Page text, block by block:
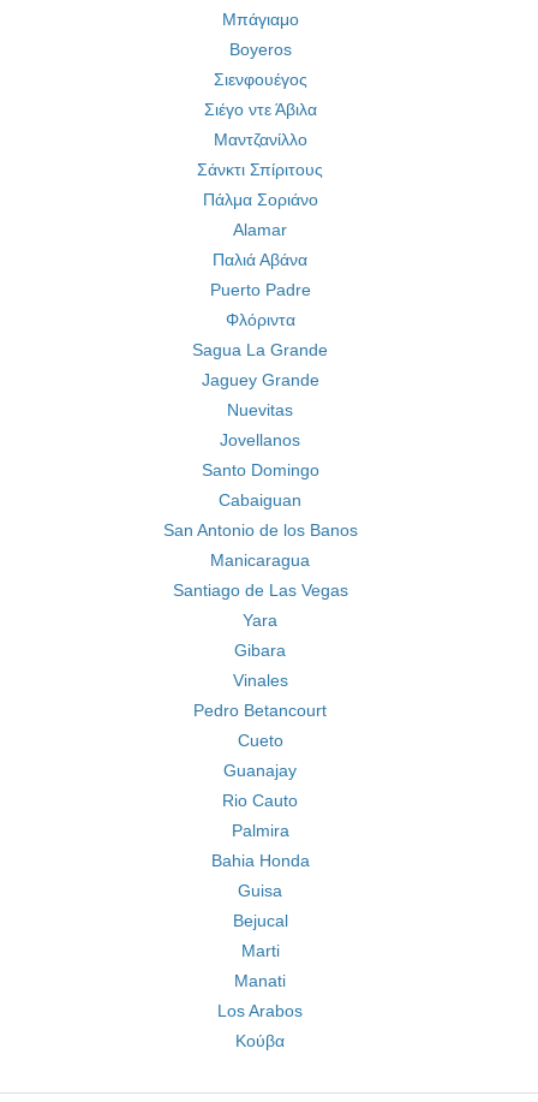
Μπάγιαμο
Boyeros
Σιενφουέγος
Σιέγο ντε Άβιλα
Μαντζανίλλο
Σάνκτι Σπίριτους
Πάλμα Σοριάνο
Alamar
Παλιά Αβάνα
Puerto Padre
Φλόριντα
Sagua La Grande
Jaguey Grande
Nuevitas
Jovellanos
Santo Domingo
Cabaiguan
San Antonio de los Banos
Manicaragua
Santiago de Las Vegas
Yara
Gibara
Vinales
Pedro Betancourt
Cueto
Guanajay
Rio Cauto
Palmira
Bahia Honda
Guisa
Bejucal
Marti
Manati
Los Arabos
Κούβα